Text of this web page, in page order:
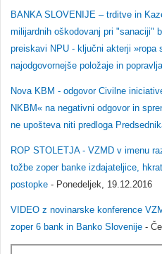
BANKA SLOVENIJE – trditve in
milijardnih oškodovanj pri "sanaciji"
preiskavi NPU - ključni akterji »ropa
najodgovornejše položaje in
Nova KBM - odgovor Civilne
NKBM« na negativni odgovor in
ne upošteva niti predloga
ROP STOLETJA - VZMD v imenu
tožbe zoper banke izdajateljice,
postopke - Ponedeljek, 19.12.2016
VIDEO z novinarske konference
zoper 6 bank in Banko Slovenije -